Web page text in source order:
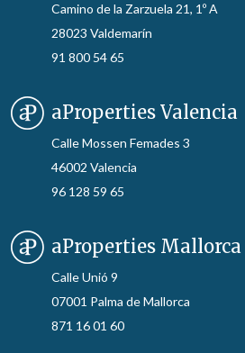
Camino de la Zarzuela 21, 1º A
28023 Valdemarín
91 800 54 65
aProperties Valencia
Calle Mossen Femades 3
46002 Valencia
96 128 59 65
aProperties Mallorca
Calle Unió 9
07001 Palma de Mallorca
871 16 01 60